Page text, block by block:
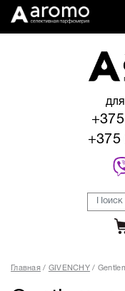
+375
Главная GIVENCHY